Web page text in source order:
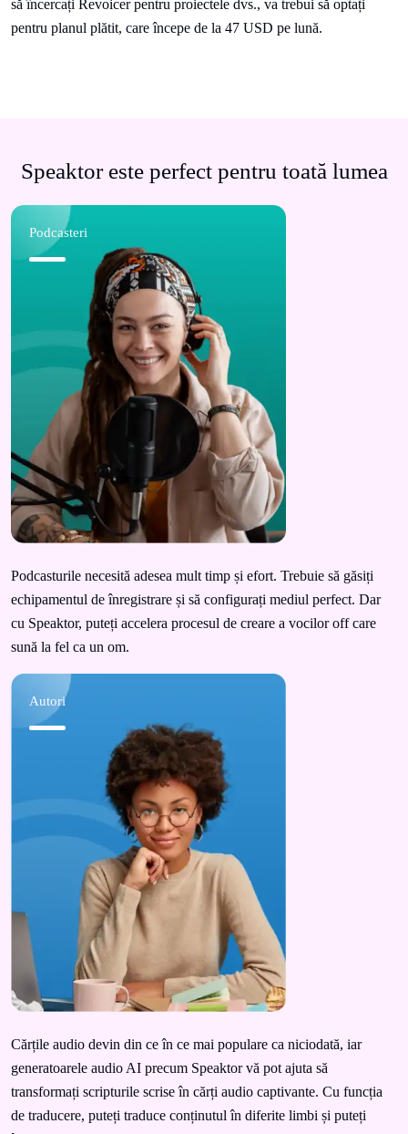
să încercați Revoicer pentru proiectele dvs., va trebui să optați
pentru planul plătit, care începe de la 47 USD pe lună.
Speaktor este perfect pentru toată lumea
Podcasteri
Podcasturile necesită adesea mult timp și efort. Trebuie să găsiți
echipamentul de înregistrare și să configurați mediul perfect. Dar
cu Speaktor, puteți accelera procesul de creare a vocilor off care
sună la fel ca un om.
Autori
Cărțile audio devin din ce în ce mai populare ca niciodată, iar
generatoarele audio AI precum Speaktor vă pot ajuta să
transformați scripturile scrise în cărți audio captivante. Cu funcția
de traducere, puteți traduce conținutul în diferite limbi și puteți